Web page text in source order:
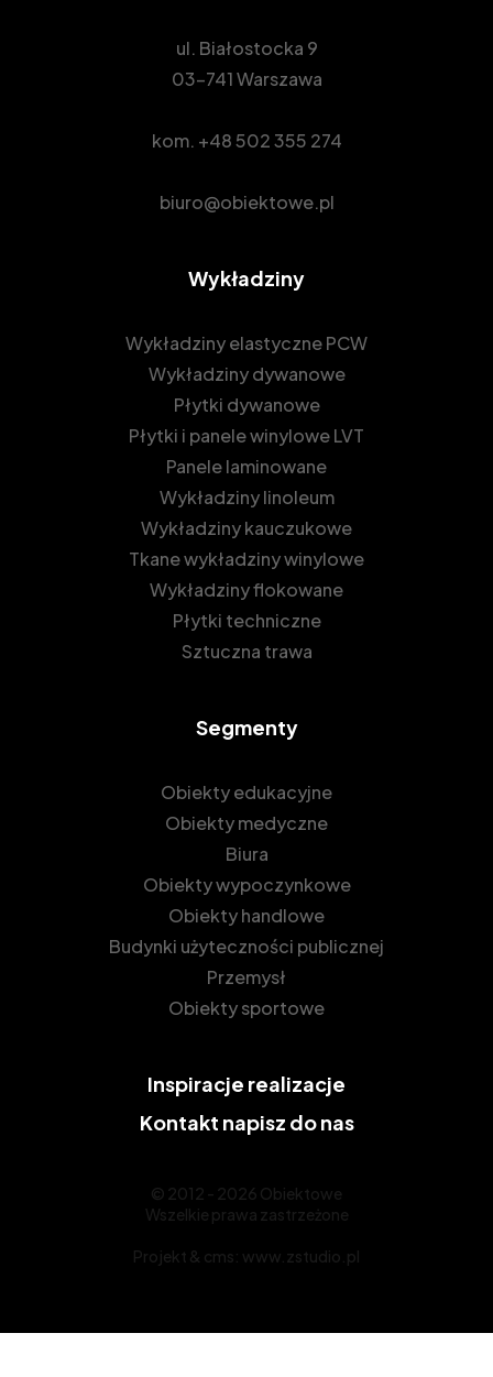
ul. Białostocka 9
03-741 Warszawa
kom. +48 502 355 274
biuro@obiektowe.pl
Wykładziny
Wykładziny elastyczne PCW
Wykładziny dywanowe
Płytki dywanowe
Płytki i panele winylowe LVT
Panele laminowane
Wykładziny linoleum
Wykładziny kauczukowe
Tkane wykładziny winylowe
Wykładziny flokowane
Płytki techniczne
Sztuczna trawa
Segmenty
Obiekty edukacyjne
Obiekty medyczne
Biura
Obiekty wypoczynkowe
Obiekty handlowe
Budynki użyteczności publicznej
Przemysł
Obiekty sportowe
Inspiracje realizacje
Kontakt napisz do nas
© 2012 - 2026 Obiektowe
Wszelkie prawa zastrzeżone
Projekt & cms: www.zstudio.pl